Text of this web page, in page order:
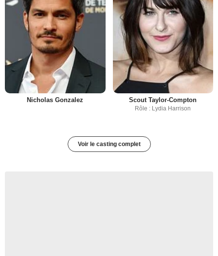
Nicholas Gonzalez Scout Taylor-Compton
Rôle : Lydia Harrison
Voir le casting complet